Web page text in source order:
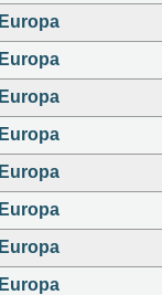
Europa
Europa
Europa
Europa
Europa
Europa
Europa
Europa